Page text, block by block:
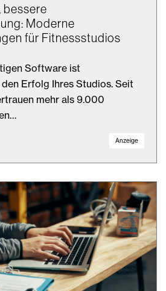
bessere
Moderne
für Fitnessstudios
Software ist
Erfolg Ihres Studios. Seit
mehr als 9.000
Anzeige